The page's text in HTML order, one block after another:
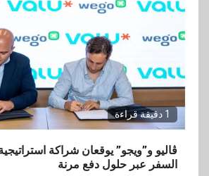
1 دقيقة قراءة
ڤاليو و”ويجو” يوقعان شراكة
السفر عبر حلول دفع مرنة